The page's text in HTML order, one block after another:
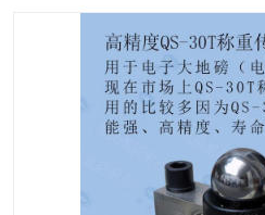
地磅传感器